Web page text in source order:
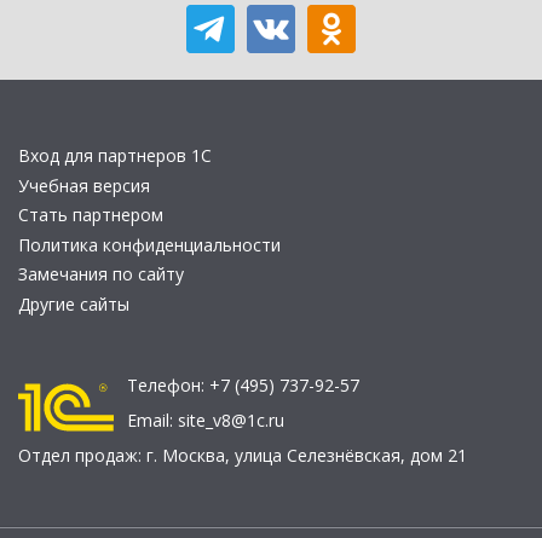
Вход для партнеров 1С
Учебная версия
Стать партнером
Политика конфиденциальности
Замечания по сайту
Другие сайты
Телефон: +7 (495) 737-92-57
Email: site_v8@1c.ru
Отдел продаж: г. Москва, улица Селезнёвская, дом 21